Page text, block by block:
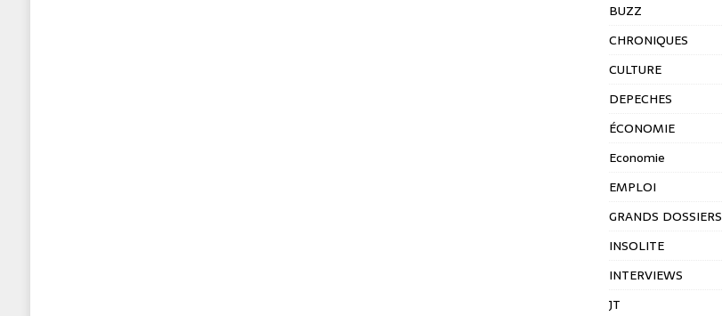
BUZZ
CHRONIQUES
CULTURE
DEPECHES
ÉCONOMIE
Economie
EMPLOI
GRANDS DOSSIERS
INSOLITE
INTERVIEWS
JT